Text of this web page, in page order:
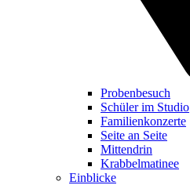
Probenbesuch
Schüler im Studio
Familienkonzerte
Seite an Seite
Mittendrin
Krabbelmatinee
Einblicke